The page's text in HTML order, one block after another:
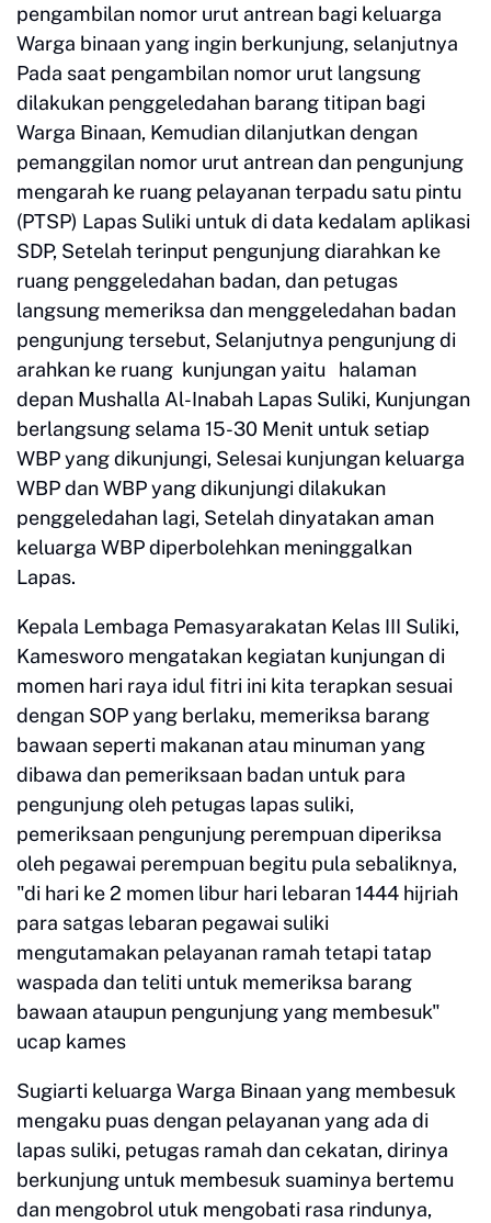
pengambilan nomor urut antrean bagi keluarga
Warga binaan yang ingin berkunjung, selanjutnya
Pada saat pengambilan nomor urut langsung
dilakukan penggeledahan barang titipan bagi
Warga Binaan, Kemudian dilanjutkan dengan
pemanggilan nomor urut antrean dan pengunjung
mengarah ke ruang pelayanan terpadu satu pintu
(PTSP) Lapas Suliki untuk di data kedalam aplikasi
SDP, Setelah terinput pengunjung diarahkan ke
ruang penggeledahan badan, dan petugas
langsung memeriksa dan menggeledahan badan
pengunjung tersebut, Selanjutnya pengunjung di
arahkan ke ruang kunjungan yaitu halaman
depan Mushalla Al-Inabah Lapas Suliki, Kunjungan
berlangsung selama 15-30 Menit untuk setiap
WBP yang dikunjungi, Selesai kunjungan keluarga
WBP dan WBP yang dikunjungi dilakukan
penggeledahan lagi, Setelah dinyatakan aman
keluarga WBP diperbolehkan meninggalkan
Lapas.
Kepala Lembaga Pemasyarakatan Kelas III Suliki,
Kamesworo mengatakan kegiatan kunjungan di
momen hari raya idul fitri ini kita terapkan sesuai
dengan SOP yang berlaku, memeriksa barang
bawaan seperti makanan atau minuman yang
dibawa dan pemeriksaan badan untuk para
pengunjung oleh petugas lapas suliki,
pemeriksaan pengunjung perempuan diperiksa
oleh pegawai perempuan begitu pula sebaliknya,
"di hari ke 2 momen libur hari lebaran 1444 hijriah
para satgas lebaran pegawai suliki
mengutamakan pelayanan ramah tetapi tatap
waspada dan teliti untuk memeriksa barang
bawaan ataupun pengunjung yang membesuk"
ucap kames
Sugiarti keluarga Warga Binaan yang membesuk
mengaku puas dengan pelayanan yang ada di
lapas suliki, petugas ramah dan cekatan, dirinya
berkunjung untuk membesuk suaminya bertemu
dan mengobrol utuk mengobati rasa rindunya,